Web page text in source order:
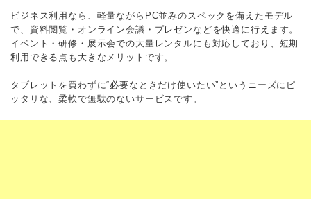
ビジネス利用なら、軽量ながらPC並みのスペックを備えたモデル
で、資料閲覧・オンライン会議・プレゼンなどを快適に行えます。
イベント・研修・展示会での大量レンタルにも対応しており、短期
利用できる点も大きなメリットです。
タブレットを買わずに“必要なときだけ使いたい”というニーズにピ
ッタリな、柔軟で無駄のないサービスです。